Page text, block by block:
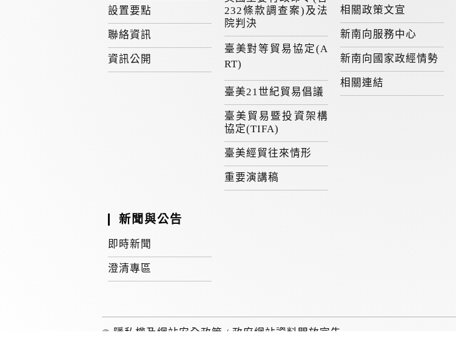
設置要點
聯絡資訊
資訊公開
232條款調查案)及法
院判決
臺美對等貿易協定(A
RT)
臺美21世紀貿易倡議
臺美貿易暨投資架構
協定(TIFA)
臺美經貿往來情形
重要演講稿
相關政策文宣
新南向服務中心
新南向國家政經情勢
相關連結
新聞與公告
即時新聞
澄清專區
© 隱私權及網站安全政策 / 政府網站資料開放宣告